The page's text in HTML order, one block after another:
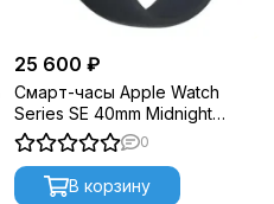
25 600 ₽
Смарт-часы Apple Watch
Series SE 40mm Midnight
Aluminium M/L (2023) MR9X3
0
В корзину